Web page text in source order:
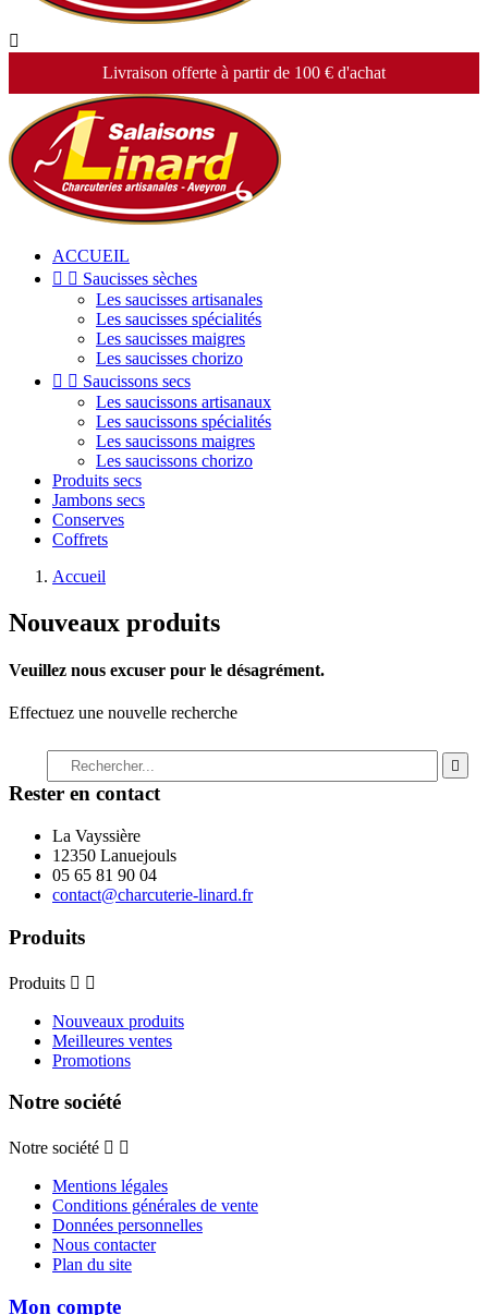

Livraison offerte à partir de 100 € d'achat
ACCUEIL
  Saucisses sèches
Les saucisses artisanales
Les saucisses spécialités
Les saucisses maigres
Les saucisses chorizo
  Saucissons secs
Les saucissons artisanaux
Les saucissons spécialités
Les saucissons maigres
Les saucissons chorizo
Produits secs
Jambons secs
Conserves
Coffrets
Accueil
Nouveaux produits
Veuillez nous excuser pour le désagrément.
Effectuez une nouvelle recherche

Rester en contact
La Vayssière
12350 Lanuejouls
05 65 81 90 04
contact@charcuterie-linard.fr
Produits
Produits  
Nouveaux produits
Meilleures ventes
Promotions
Notre société
Notre société  
Mentions légales
Conditions générales de vente
Données personnelles
Nous contacter
Plan du site
Mon compte